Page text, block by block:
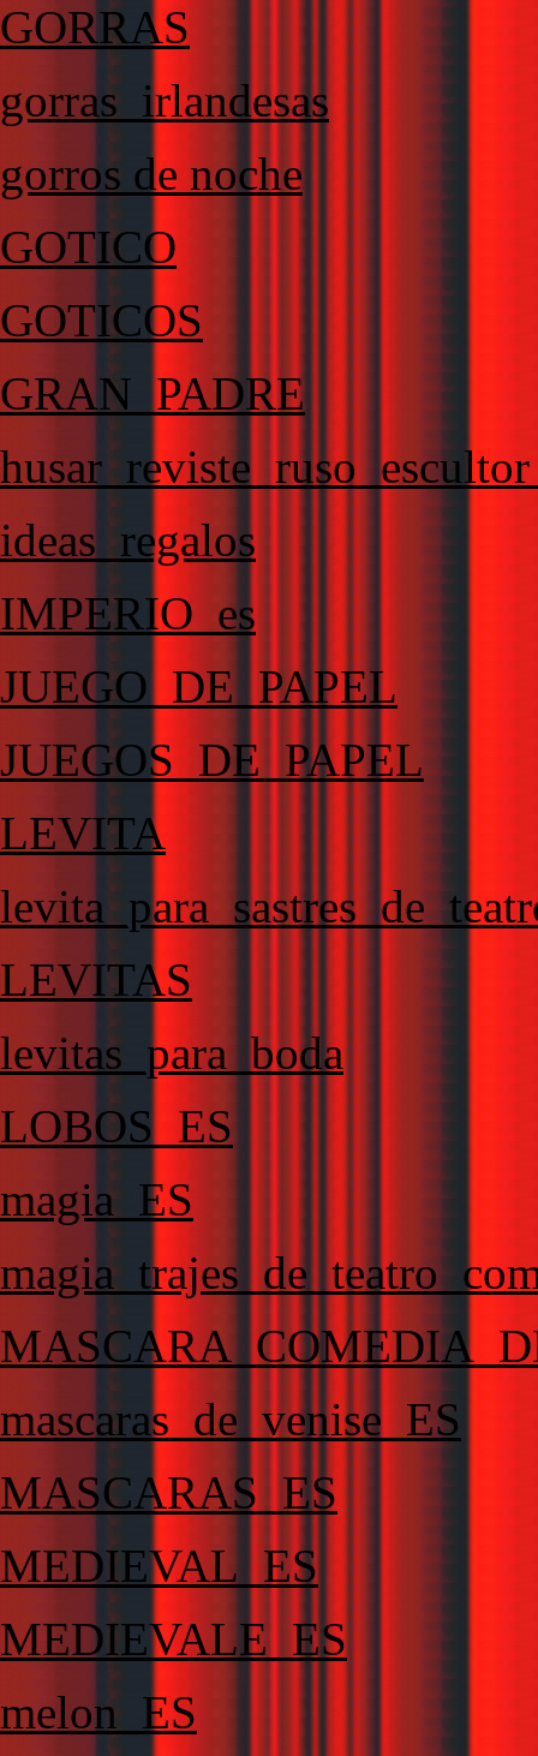
GORRAS
gorras_irlandesas
gorros de noche
GOTICO
GOTICOS
GRAN_PADRE
ideas_regalos
IMPERIO_es
JUEGO_DE_PAPEL
JUEGOS_DE_PAPEL
LEVITA
LEVITAS
levitas_para_boda
LOBOS_ES
magia_ES
mascaras_de_venise_ES
MASCARAS_ES
MEDIEVAL_ES
MEDIEVALE_ES
melon_ES